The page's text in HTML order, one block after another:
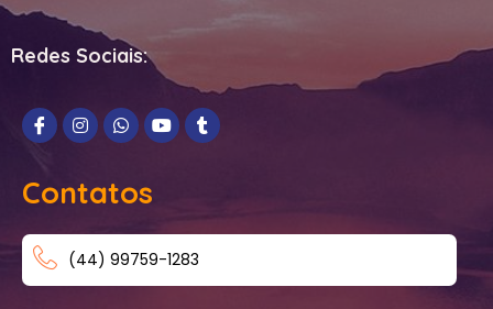
Redes Sociais:
Contatos
(44) 99759-1283